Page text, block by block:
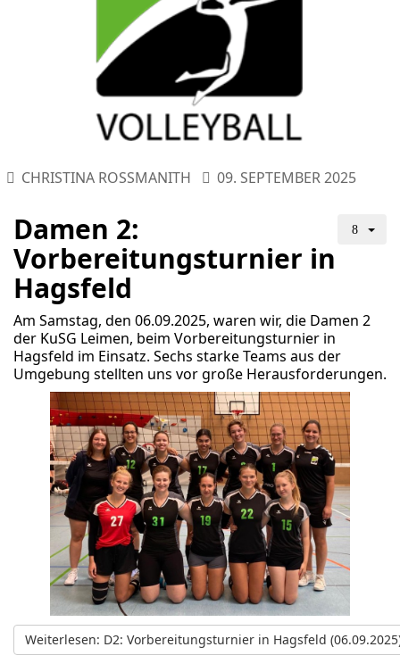
CHRISTINA ROSSMANITH 09. SEPTEMBER 2025
Damen 2:
Vorbereitungsturnier in
Hagsfeld
Am Samstag, den 06.09.2025, waren wir, die Damen 2
der KuSG Leimen, beim Vorbereitungsturnier in
Hagsfeld im Einsatz. Sechs starke Teams aus der
Umgebung stellten uns vor große Herausforderungen.
Weiterlesen: D2: Vorbereitungsturnier in Hagsfeld